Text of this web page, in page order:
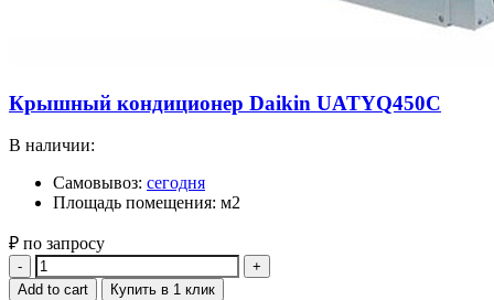
Крышный кондиционер Daikin UATYQ450C
В наличии:
Самовывоз: сегодня
Площадь помещения: м2
₽ по запросу
Quantity
Add to cart Купить в 1 клик